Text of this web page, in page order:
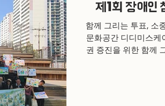
제1회 장애인
함께 그리는 투표, 소
문화공간 디디미스케
권 증진을 위한 함께